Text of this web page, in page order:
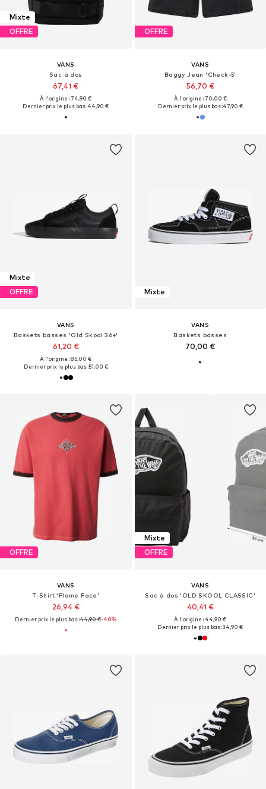
Mixte
OFFRE
VANS
Sac à dos
67,41 €
À l'origine : 74,90 €
Dernier prix le plus bas :44,90 €
OFFRE
VANS
Baggy Jean 'Check-5'
56,70 €
À l'origine : 70,00 €
Dernier prix le plus bas :47,90 €
Mixte
OFFRE
VANS
Baskets basses 'Old Skool 36+'
61,20 €
À l'origine : 85,00 €
Dernier prix le plus bas :51,00 €
Mixte
VANS
Baskets basses
70,00 €
OFFRE
VANS
T-Shirt 'Flame Face'
26,94 €
Dernier prix le plus bas :44,90 €-40%
Mixte
OFFRE
VANS
Sac à dos 'OLD SKOOL CLASSIC'
40,41 €
À l'origine : 44,90 €
Dernier prix le plus bas :34,90 €